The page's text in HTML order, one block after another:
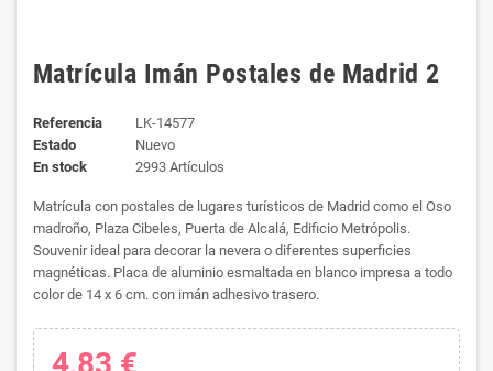
Matrícula Imán Postales de Madrid 2
Referencia
LK-14577
Estado
Nuevo
En stock
2993 Artículos
Matrícula con postales de lugares turísticos de Madrid como el Oso
madroño, Plaza Cibeles, Puerta de Alcalá, Edificio Metrópolis.
Souvenir ideal para decorar la nevera o diferentes superficies
magnéticas. Placa de aluminio esmaltada en blanco impresa a todo
color de 14 x 6 cm. con imán adhesivo trasero.